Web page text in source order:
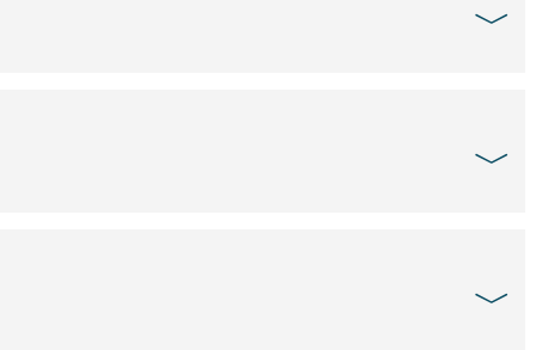
﹀
﹀
﹀